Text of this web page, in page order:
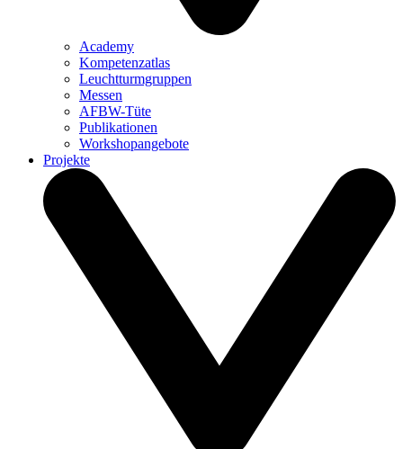
Academy
Kompetenzatlas
Leuchtturm­gruppen
Messen
AFBW-Tüte
Publikationen
Workshopangebote
Projekte